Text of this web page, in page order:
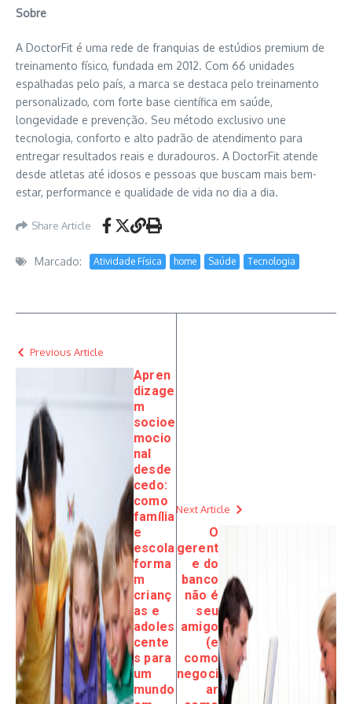
Sobre
A DoctorFit é uma rede de franquias de estúdios premium de
treinamento físico, fundada em 2012. Com 66 unidades
espalhadas pelo país, a marca se destaca pelo treinamento
personalizado, com forte base científica em saúde,
longevidade e prevenção. Seu método exclusivo une
tecnologia, conforto e alto padrão de atendimento para
entregar resultados reais e duradouros. A DoctorFit atende
desde atletas até idosos e pessoas que buscam mais bem-
estar, performance e qualidade de vida no dia a dia.
Share Article
Marcado: Atividade Física home Saúde Tecnologia
Previous Article
Apren
dizage
m
socioe
mocio
nal
desde
cedo:
como
família
e
escola
forma
m
crianç
as e
adoles
cente
s para
um
mundo
Next Article
O
gerent
e do
banco
não é
seu
amigo
(e
como
negoci
ar